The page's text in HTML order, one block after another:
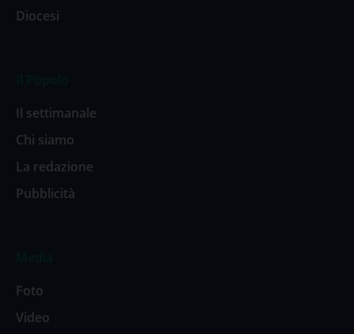
Diocesi
Il settimanale
Chi siamo
La redazione
Pubblicità
Foto
Video